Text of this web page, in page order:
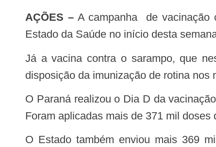
AÇÕES –A campanha de vacinação
Estado da Saúde no início desta
Já a vacina contra o sarampo, que neste ano também foi simultânea à campanha de vacinação contra a gripe, continua à
disposição da imunização de rotina nos
O Paraná realizou o Dia D da vacinação em 11 de junho para estimular a população e permitir que a carteirinha ficasse em dia.
Foram aplicadas mais de 371 mil doses
O Estado também enviou mais 369 mil doses contra a Covid-19 na terça-feira (28) para crianças, adolescentes e adultos,